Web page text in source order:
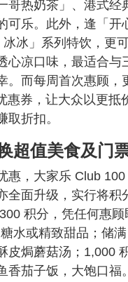
哥热奶茶」、港式经
可乐。此外，逢「开
冰」系列特饮，更
心凉口味，最适合与
。而每周首次惠顾，
惠券，让大众以更抵
取折扣。
超值美食及门
惠，大家乐 Club
全面升级，实行将积
积分，凭任何惠顾
水或精致甜品；储
皮焗蘑菇汤；1,000
香茄子饭，大饱口福